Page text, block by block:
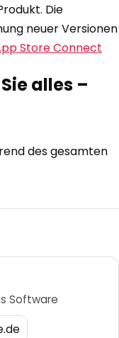
Die
neuer Versionen
Store Connect
alles –
des gesamten
Software